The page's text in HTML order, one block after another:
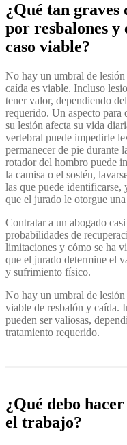
¿Qué tan graves
por resbalones y
caso viable?
No hay un umbral de lesión
caída es viable. Incluso
tener valor, dependiendo
requerido. Un aspecto para
su lesión afecta su vida
vertebral puede impedirle
permanecer de pie durante
rotador del hombro puede
la camisa o el sostén,
las que puede identificarse,
que el jurado le otorgue
Contratar a un abogado
probabilidades de
limitaciones y cómo se ha
que el jurado determine el
y sufrimiento físico.
No hay un umbral de lesión
viable de resbalón y caída.
pueden ser valiosas,
tratamiento requerido.
¿Qué debo
el trabajo?